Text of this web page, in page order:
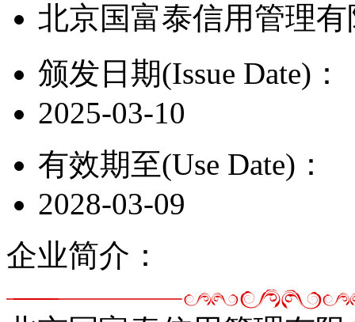
北京国富泰信用管理
颁发日期(Issue Date)：
2025-03-10
有效期至(Use Date)：
2028-03-09
企业简介：